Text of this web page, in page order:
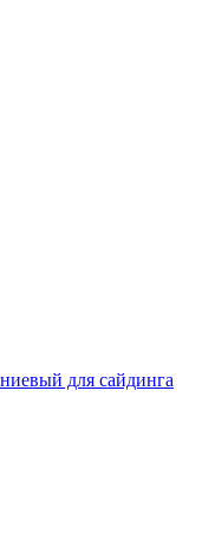
для сайдинга